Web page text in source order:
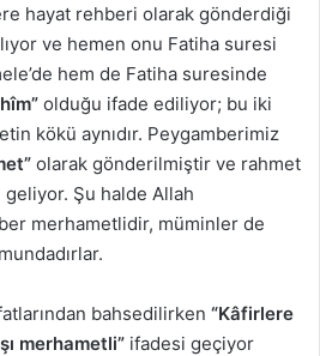
hayat rehberi olarak gönderdiği
ve hemen onu Fatiha suresi
hem de Fatiha suresinde
olduğu ifade ediliyor; bu iki
kökü aynıdır. Peygamberimiz
olarak gönderilmiştir ve rahmet
Şu halde Allah
merhametlidir, müminler de
bahsedilirken “Kâfirlere
merhametli” ifadesi geçiyor